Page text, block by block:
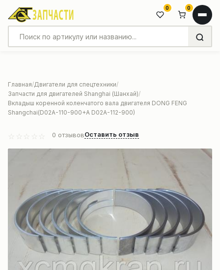
0 0
Главная Двигатели для спецтехники
Запчасти для двигателей Shanghai (Шанхай)
Вкладыш коренной коленчатого вала двигателя DONG FENG
Shangchai(D02A-110-900+A D02A-112-900)
0 отзывовОставить отзыв